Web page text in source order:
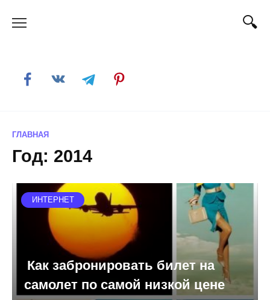
ГЛАВНАЯ
Год: 2014
ИНТЕРНЕТ
Как забронировать билет на
самолет по самой низкой цене